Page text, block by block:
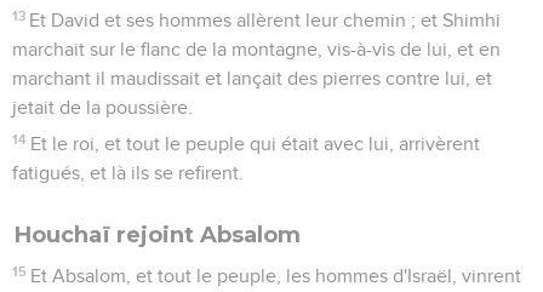
13 Et David et ses hommes allèrent leur chemin ; et Shimhi
marchait sur le flanc de la montagne, vis-à-vis de lui, et en
marchant il maudissait et lançait des pierres contre lui, et
jetait de la poussière.
14 Et le roi, et tout le peuple qui était avec lui, arrivèrent
fatigués, et là ils se refirent.
Houchaï rejoint Absalom
15 Et Absalom, et tout le peuple, les hommes d'Israël, vinrent